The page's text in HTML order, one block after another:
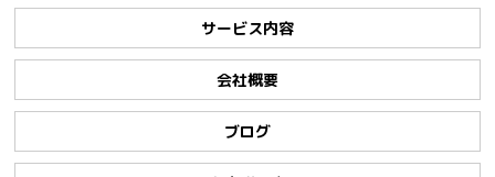
サービス内容
会社概要
ブログ